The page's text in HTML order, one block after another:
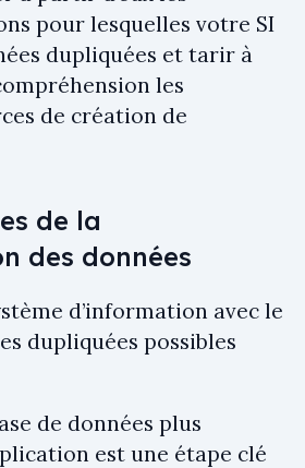
pour lesquelles votre SI
dupliquées et tarir à
les
de création de
de la
des données
d’information avec le
dupliquées possibles
de données plus
est une étape clé